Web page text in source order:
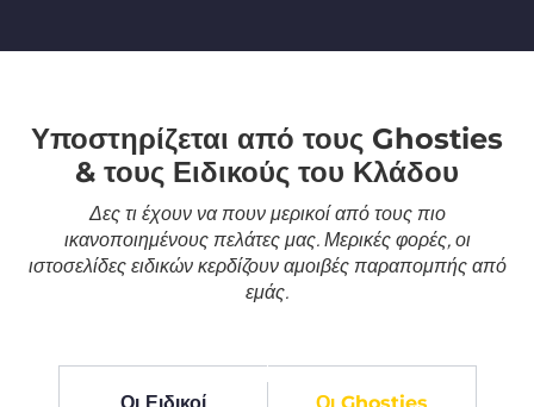
Υποστηρίζεται από τους Ghosties
& τους Ειδικούς του Κλάδου
Δες τι έχουν να πουν μερικοί από τους πιο
ικανοποιημένους πελάτες μας. Μερικές φορές, οι
ιστοσελίδες ειδικών κερδίζουν αμοιβές παραπομπής από
εμάς.